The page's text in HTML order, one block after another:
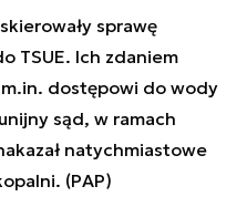
sprawę
TSUE. Ich zdaniem
dostępowi do wody
sąd, w ramach
natychmiastowe
(PAP)